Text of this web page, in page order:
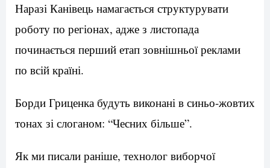
Наразі Канівець намагається структурувати
роботу по регіонах, адже з листопада
починається перший етап зовнішньої реклами
по всій країні.
Борди Гриценка будуть виконані в синьо-жовтих
тонах зі слоганом: “Чесних більше”.
Як ми писали раніше, технолог виборчої